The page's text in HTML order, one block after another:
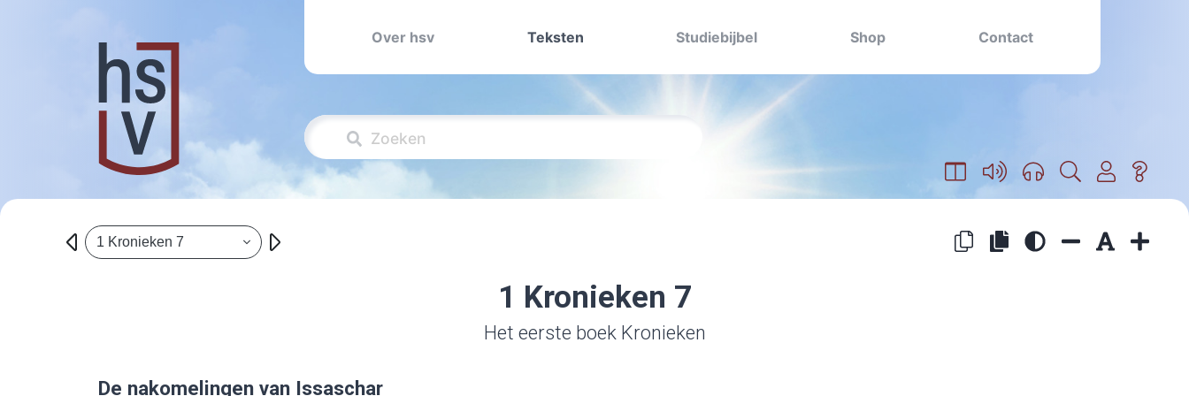
Over hsv Teksten Studiebijbel Shop Contact
1 Kronieken 7
1 Kronieken 7
Het eerste boek Kronieken
De nakomelingen van Issaschar